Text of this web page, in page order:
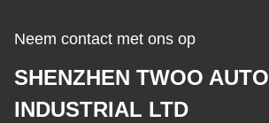
Neem contact met ons op
SHENZHEN TWOO AUTO
INDUSTRIAL LTD